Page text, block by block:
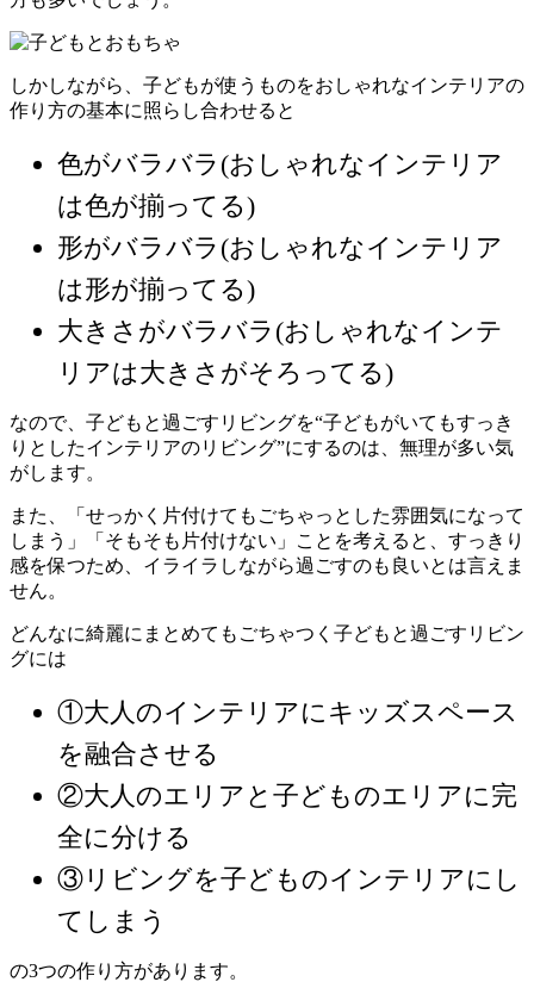
しかしながら、子どもが使うものをおしゃれなインテリアの
作り方の基本に照らし合わせると
色がバラバラ(おしゃれなインテリア
は色が揃ってる)
形がバラバラ(おしゃれなインテリア
は形が揃ってる)
大きさがバラバラ(おしゃれなインテ
リアは大きさがそろってる)
なので、子どもと過ごすリビングを“子どもがいてもすっき
りとしたインテリアのリビング”にするのは、無理が多い気
がします。
また、「せっかく片付けてもごちゃっとした雰囲気になって
しまう」「そもそも片付けない」ことを考えると、すっきり
感を保つため、イライラしながら過ごすのも良いとは言えま
せん。
どんなに綺麗にまとめてもごちゃつく子どもと過ごすリビン
グには
①大人のインテリアにキッズスペース
を融合させる
②大人のエリアと子どものエリアに完
全に分ける
③リビングを子どものインテリアにし
てしまう
の3つの作り方があります。